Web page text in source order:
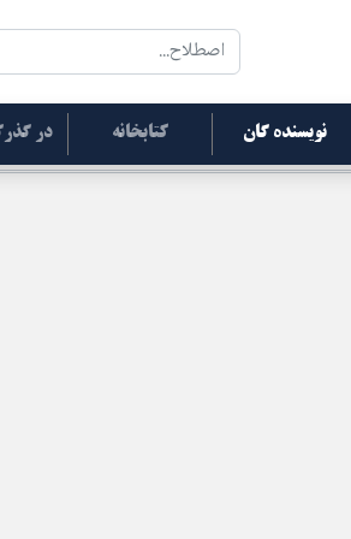
نویسنده گان کتابخانه در